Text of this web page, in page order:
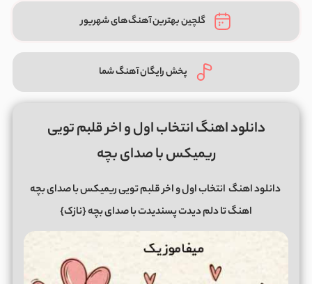
گلچین بهترین آهنگ‌های شهریور
پخش رایگان آهنگ شما
دانلود اهنگ انتخاب اول و اخر قلبم تویی
ریمیکس با صدای بچه
دانلود اهنگ انتخاب اول و اخر قلبم تویی ریمیکس با صدای بچه
اهنگ تا دلم دیدت پسندیدت با صدای بچه {نازک}